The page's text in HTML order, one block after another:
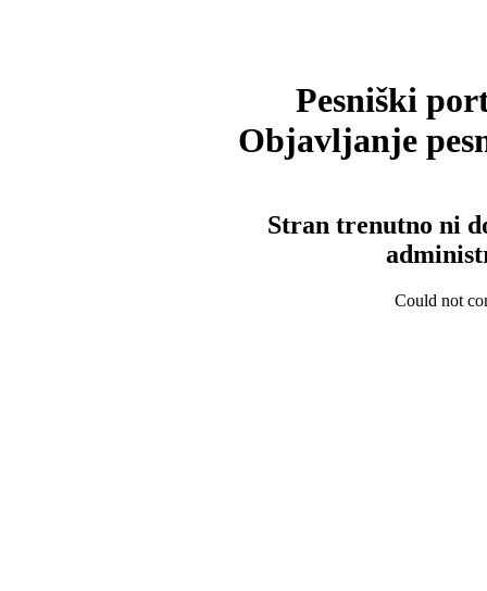
Pesniški
Objavljanje
Stran trenutno ni
Could not